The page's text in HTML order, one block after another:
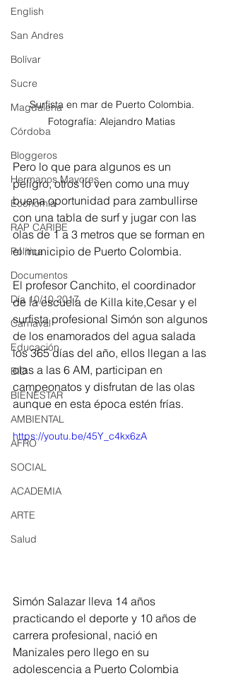
English
San Andres
Bolívar
Sucre
Magdalena
Córdoba
Bloggeros
Hermanos Mayores
Economía
RAP CARIBE
Política
Documentos
Día 10/10 2017
Carnaval
Educación
BID
BIENESTAR
AMBIENTAL
AFRO
SOCIAL
ACADEMIA
ARTE
Salud
Surfista en mar de Puerto Colombia.
Fotografía: Alejandro Matias
Pero lo que para algunos es un
peligro, otros lo ven como una muy
buena oportunidad para zambullirse
con una tabla de surf y jugar con las
olas de 1 a 3 metros que se forman en
el municipio de Puerto Colombia.
El profesor Canchito, el coordinador
de la escuela de Killa kite,Cesar y el
surfista profesional Simón son algunos
de los enamorados del agua salada
los 365 días del año, ellos llegan a las
olas a las 6 AM, participan en
campeonatos y disfrutan de las olas
aunque en esta época estén frías.
https://youtu.be/45Y_c4kx6zA
Simón Salazar lleva 14 años
practicando el deporte y 10 años de
carrera profesional, nació en
Manizales pero llego en su
adolescencia a Puerto Colombia